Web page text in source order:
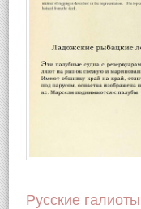
Русские галиоты